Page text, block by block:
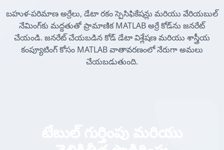
బహుళ-పరిమాణ అర్రేలు, డేటా రకం స్పెసిఫికేషన్లు మరియు వేరియబుల్
నేమింగ్‌కు మద్దతుతో ప్రామాణిక MATLAB అర్రే కోడ్‌ను జనరేట్
చేయండి. జనరేట్ చేయబడిన కోడ్ డేటా విశ్లేషణ మరియు శాస్త్రీయ
కంప్యూటింగ్ కోసం MATLAB వాతావరణంలో నేరుగా అమలు
చేయబడుతుంది.